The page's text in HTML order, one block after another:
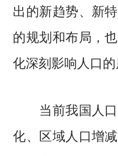
出的新趋势、新
的规划和布局，
化深刻影响人口的
当前我国人口
化、区域人口增